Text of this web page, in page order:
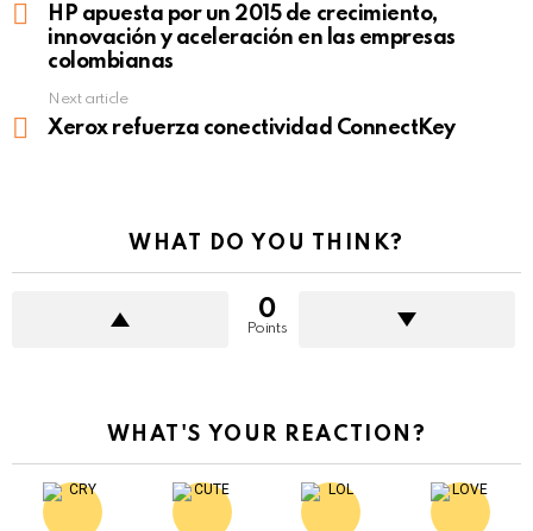
moreHP apuesta por un 2015 de crecimiento,
innovación y aceleración en las empresas
colombianas
Next article
Xerox refuerza conectividad ConnectKey
WHAT DO YOU THINK?
0
Points
WHAT'S YOUR REACTION?